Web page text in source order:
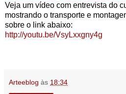
Veja um vídeo com entrevista do
mostrando o transporte e
sobre o link abaixo:
http://youtu.be/VsyLxxgny4g
Arteeblog às 18:34